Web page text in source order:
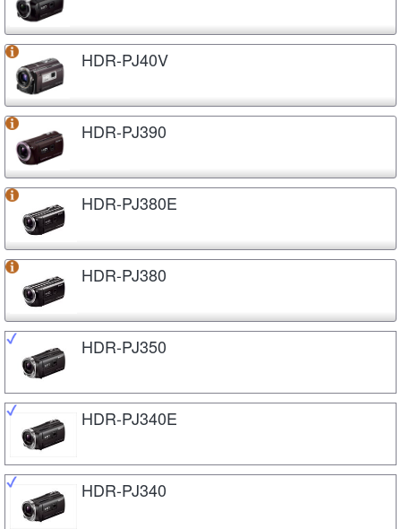
HDR-PJ40V
HDR-PJ390
HDR-PJ380E
HDR-PJ380
HDR-PJ350
HDR-PJ340E
HDR-PJ340